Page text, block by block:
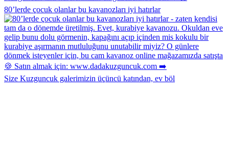
80’lerde çocuk olanlar bu kavanozları iyi hatırlar
Size Kuzguncuk galerimizin üçüncü katından, ev böl